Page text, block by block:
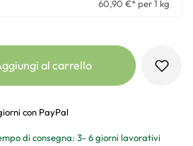
60,90 €* per 1 kg
al carrello
con PayPal
di consegna: 3- 6 giorni lavorativi